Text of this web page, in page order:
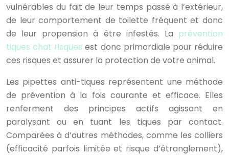
vulnérables du fait de leur temps passé à l’extérieur,
de leur comportement de toilette fréquent et donc
de leur propension à être infestés. La prévention
tiques chat risquesest donc primordiale pour réduire
ces risques et assurer la protection de votre animal.
Les pipettes anti-tiques représentent une méthode
de prévention à la fois courante et efficace. Elles
renferment des principes actifs agissant en
paralysant ou en tuant les tiques par contact.
Comparées à d’autres méthodes, comme les colliers
(efficacité parfois limitée et risque d’étranglement),